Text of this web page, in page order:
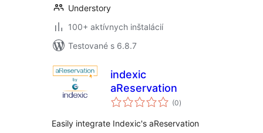
Understory
100+ aktívnych inštalácií
Testované s 6.8.7
indexic
aReservation
(0celkové
hodnotenie
)
Easily integrate Indexic's aReservation